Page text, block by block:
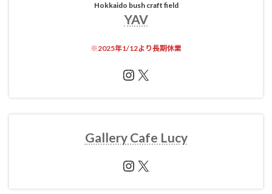
Hokkaido bush craft field
YAV
※2025年1/12より長期休業
Instagram
X
Gallery Cafe Lucy
Instagram
X